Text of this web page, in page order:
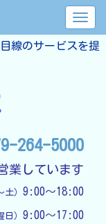
線のサービスを提
264-5000
業しています
） 9:00～18:00
） 9:00～17:00